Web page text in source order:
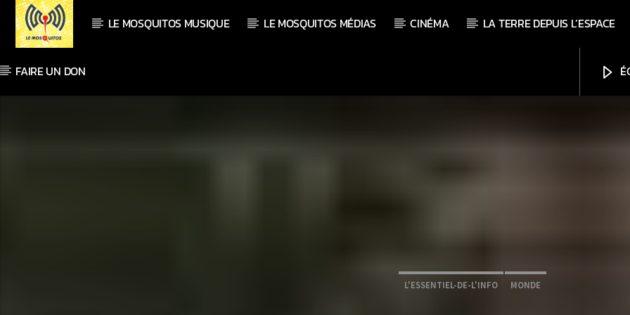
LE MOSQUITOS MUSIQUE LE MOSQUITOS MÉDIAS CINÉMA LA TERRE DEPUIS L’ESPACE
FAIRE UN DON
L'ESSENTIEL-DE-L'INFO MONDE